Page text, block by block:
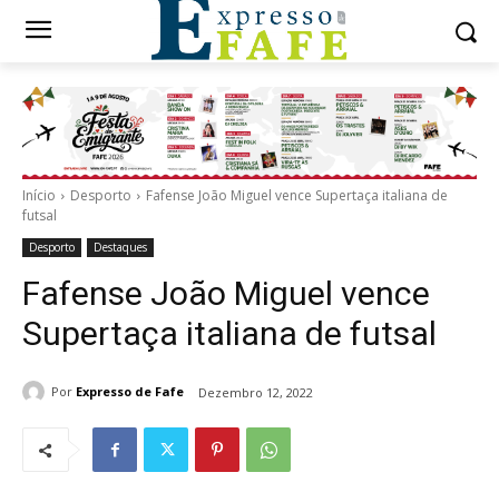
Início Desporto
Fafense João Miguel vence Supertaça italiana de
futsal
Desporto Destaques
Fafense João Miguel vence
Supertaça italiana de futsal
Por Expresso de Fafe Dezembro 12, 2022